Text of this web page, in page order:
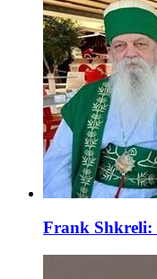
Frank Shkreli: